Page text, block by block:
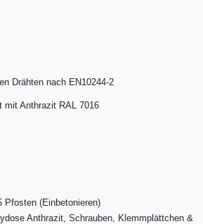
Drähten nach EN10244-2
mit Anthrazit RAL 7016
Pfosten (Einbetonieren)
Anthrazit, Schrauben, Klemmplättchen &